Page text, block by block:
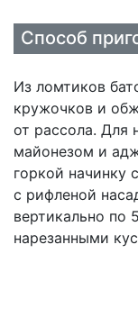
Способ
Из ломтиков
кружочков и
от рассола. Для
майонезом и
горкой начинку
с рифленой
вертикально по
нарезанными